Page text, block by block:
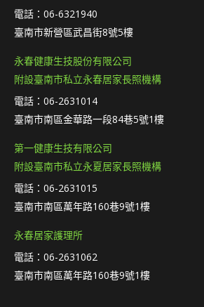
電話：06-6321940
臺南市新營區武昌街8號5樓
永春健康生技股份有限公司
附設臺南市私立永春居家長照機構
電話：06-2631014
臺南市南區金華路一段84巷5號1樓
第一健康生技有限公司
附設臺南市私立永夏居家長照機構
電話：06-2631015
臺南市南區萬年路160巷9號1樓
永春居家護理所
電話：06-2631062
臺南市南區萬年路160巷9號1樓